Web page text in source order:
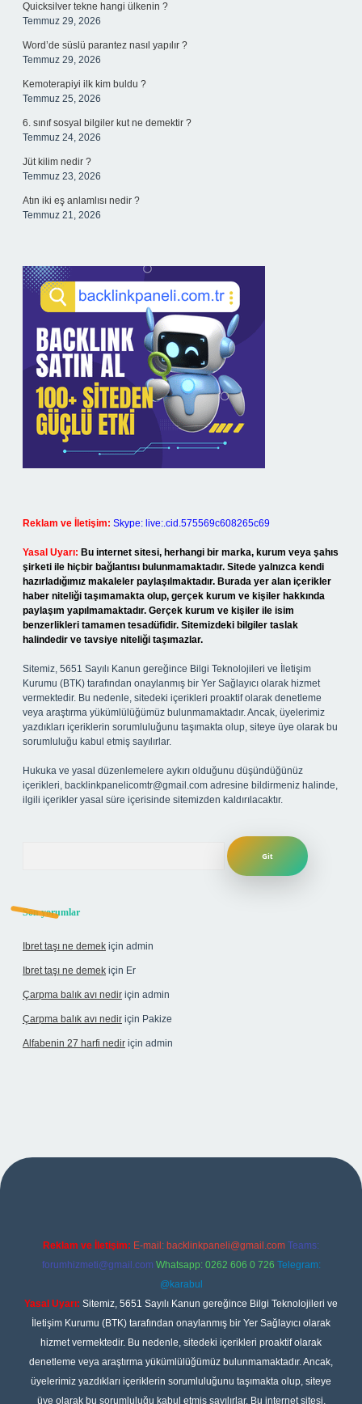
Quicksilver tekne hangi ülkenin ?
Temmuz 29, 2026
Word’de süslü parantez nasıl yapılır ?
Temmuz 29, 2026
Kemoterapiyi ilk kim buldu ?
Temmuz 25, 2026
6. sınıf sosyal bilgiler kut ne demektir ?
Temmuz 24, 2026
Jüt kilim nedir ?
Temmuz 23, 2026
Atın iki eş anlamlısı nedir ?
Temmuz 21, 2026
Reklam ve İletişim: Skype: live:.cid.575569c608265c69
Yasal Uyarı: Bu internet sitesi, herhangi bir marka, kurum veya şahıs
şirketi ile hiçbir bağlantısı bulunmamaktadır. Sitede yalnızca kendi
hazırladığımız makaleler paylaşılmaktadır. Burada yer alan içerikler
haber niteliği taşımamakta olup, gerçek kurum ve kişiler hakkında
paylaşım yapılmamaktadır. Gerçek kurum ve kişiler ile isim
benzerlikleri tamamen tesadüfidir. Sitemizdeki bilgiler taslak
halindedir ve tavsiye niteliği taşımazlar.
Sitemiz, 5651 Sayılı Kanun gereğince Bilgi Teknolojileri ve İletişim
Kurumu (BTK) tarafından onaylanmış bir Yer Sağlayıcı olarak hizmet
vermektedir. Bu nedenle, sitedeki içerikleri proaktif olarak denetleme
veya araştırma yükümlülüğümüz bulunmamaktadır. Ancak, üyelerimiz
yazdıkları içeriklerin sorumluluğunu taşımakta olup, siteye üye olarak bu
sorumluluğu kabul etmiş sayılırlar.
Hukuka ve yasal düzenlemelere aykırı olduğunu düşündüğünüz
içerikleri, backlinkpanelicomtr@gmail.com adresine bildirmeniz halinde,
ilgili içerikler yasal süre içerisinde sitemizden kaldırılacaktır.
Son yorumlar
Ibret taşı ne demek için admin
Ibret taşı ne demek için Er
Çarpma balık avı nedir için admin
Çarpma balık avı nedir için Pakize
Alfabenin 27 harfi nedir için admin
Reklam ve İletişim: E-mail: backlinkpaneli@gmail.com Teams:
forumhizmeti@gmail.com Whatsapp: 0262 606 0 726 Telegram:
@karabul
Yasal Uyarı: Sitemiz, 5651 Sayılı Kanun gereğince Bilgi Teknolojileri ve
İletişim Kurumu (BTK) tarafından onaylanmış bir Yer Sağlayıcı olarak
hizmet vermektedir. Bu nedenle, sitedeki içerikleri proaktif olarak
denetleme veya araştırma yükümlülüğümüz bulunmamaktadır. Ancak,
üyelerimiz yazdıkları içeriklerin sorumluluğunu taşımakta olup, siteye
üye olarak bu sorumluluğu kabul etmiş sayılırlar. Bu internet sitesi,